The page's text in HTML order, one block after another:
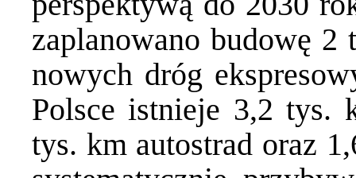
zaplanowano budowę
nowych dróg
Polsce istnieje 3,2 tys.
tys. km autostrad oraz